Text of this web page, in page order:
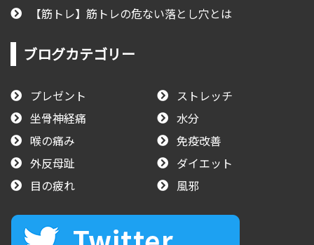
【筋トレ】筋トレの危ない落とし穴とは
ブログカテゴリー
プレゼント
ストレッチ
坐骨神経痛
水分
喉の痛み
免疫改善
外反母趾
ダイエット
目の疲れ
風邪